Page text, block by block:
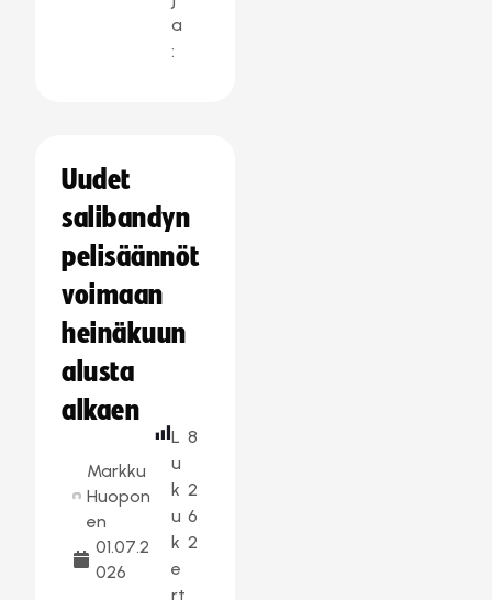
a
:
Uudet
salibandyn
pelisäännöt
voimaan
heinäkuun
alusta
alkaen
Markku
Huopon
en
01.07.2
026
L
u
k
u
k
e
rt
8
2
6
2